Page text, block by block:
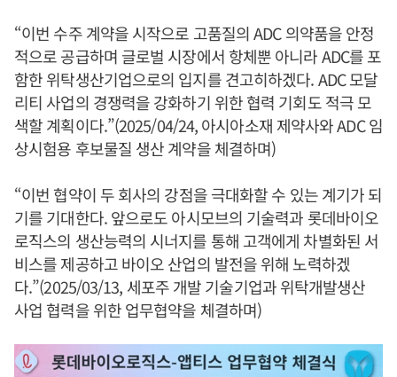
“이번 수주 계약을 시작으로 고품질의 ADC 의약품을 안정
적으로 공급하며 글로벌 시장에서 항체뿐 아니라 ADC를 포
함한 위탁생산기업으로의 입지를 견고히하겠다. ADC 모달
리티 사업의 경쟁력을 강화하기 위한 협력 기회도 적극 모
색할 계획이다.”(2025/04/24, 아시아소재 제약사와 ADC 임
상시험용 후보물질 생산 계약을 체결하며)
“이번 협약이 두 회사의 강점을 극대화할 수 있는 계기가 되
기를 기대한다. 앞으로도 아시모브의 기술력과 롯데바이오
로직스의 생산능력의 시너지를 통해 고객에게 차별화된 서
비스를 제공하고 바이오 산업의 발전을 위해 노력하겠
다.”(2025/03/13, 세포주 개발 기술기업과 위탁개발생산
사업 협력을 위한 업무협약을 체결하며)